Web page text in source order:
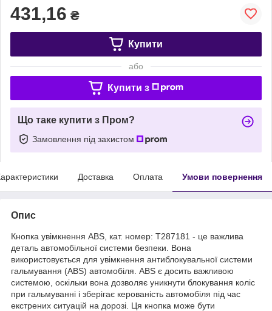
431,16 ₴
Купити
або
Купити з
Що таке купити з Пром?
Замовлення під захистом
Доставка Оплата Умови повернення
Опис
Кнопка увімкнення ABS, кат. номер: T287181 - це важлива
деталь автомобільної системи безпеки. Вона
використовується для увімкнення антиблокувальної системи
гальмування (ABS) автомобіля. ABS є досить важливою
системою, оскільки вона дозволяє уникнути блокування коліс
при гальмуванні і зберігає керованість автомобіля під час
екстрених ситуацій на дорозі. Ця кнопка може бути